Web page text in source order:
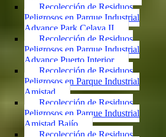
Recolección de Residuos
Peligrosos en Parque Industrial
Advance Park Celaya II
Recolección de Residuos
Peligrosos en Parque Industrial
Advance Puerto Interior
Recolección de Residuos
Peligrosos en Parque Industrial
Amistad
Recolección de Residuos
Peligrosos en Parque Industrial
Amistad Bajío
Recolección de Residuos